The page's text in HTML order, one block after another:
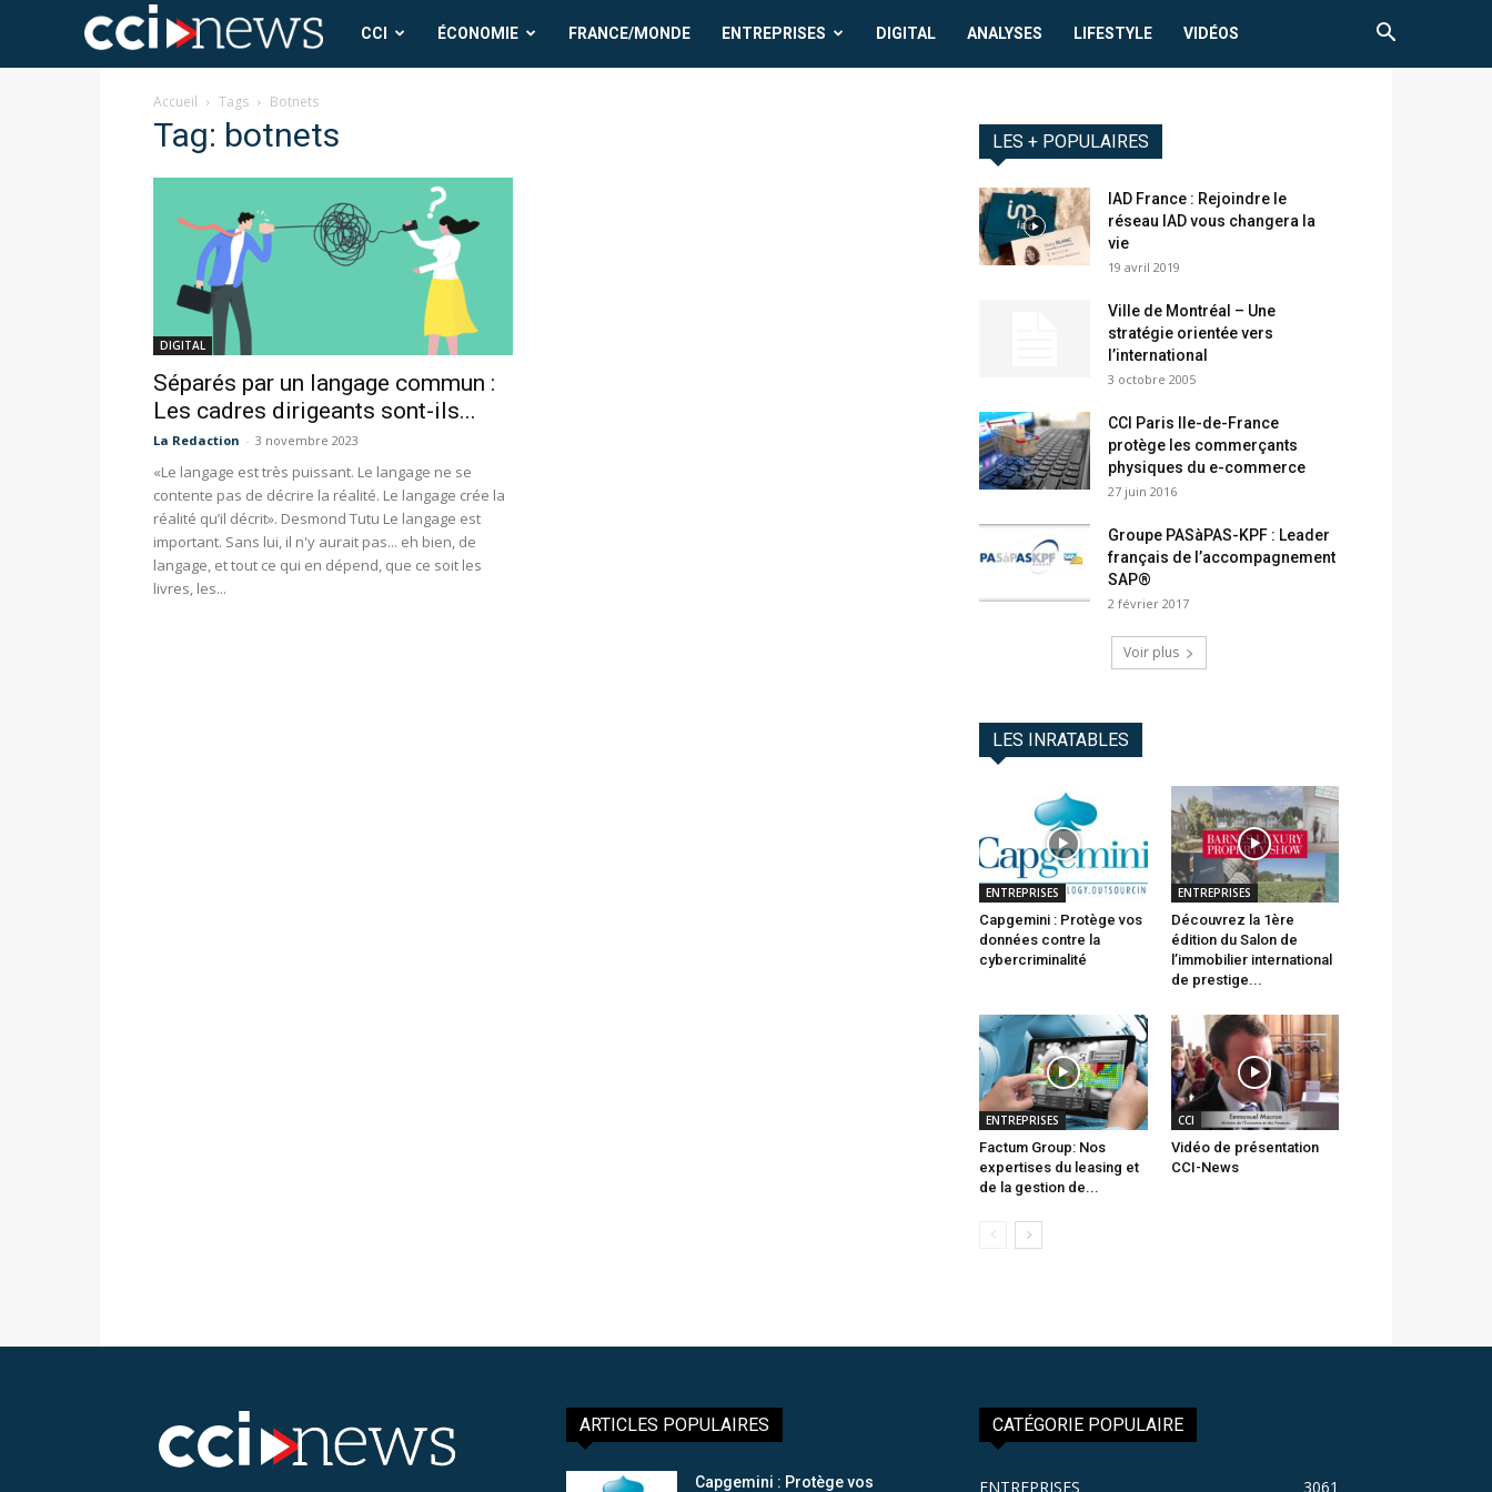
CCICCI ÉCONOMIE FRANCE/MONDE ENTREPRISES DIGITAL ANALYSES LIFESTYLE VIDÉOS
Accueil Tags Botnets
Tag: botnets
DIGITAL
Séparés par un langage commun :
Les cadres dirigeants sont-ils...
La Redaction - 3 novembre 2023
«Le langage est très puissant. Le langage ne se
contente pas de décrire la réalité. Le langage crée la
réalité qu’il décrit». Desmond Tutu Le langage est
important. Sans lui, il n'y aurait pas... eh bien, de
langage, et tout ce qui en dépend, que ce soit les
livres, les...
LES + POPULAIRES
IAD France : Rejoindre le
réseau IAD vous changera la
vie
19 avril 2019
Ville de Montréal – Une
stratégie orientée vers
l’international
3 octobre 2005
CCI Paris Ile-de-France
protège les commerçants
physiques du e-commerce
27 juin 2016
Groupe PASàPAS-KPF : Leader
français de l’accompagnement
SAP®
2 février 2017
Voir plus
LES INRATABLES
ENTREPRISES
Capgemini : Protège vos
données contre la
cybercriminalité
ENTREPRISES
Découvrez la 1ère
édition du Salon de
l’immobilier international
de prestige...
ENTREPRISES
Factum Group: Nos
expertises du leasing et
de la gestion de...
CCI
Vidéo de présentation
CCI-News
ARTICLES POPULAIRES
Capgemini : Protège vos
CATÉGORIE POPULAIRE
ENTREPRISES 3061